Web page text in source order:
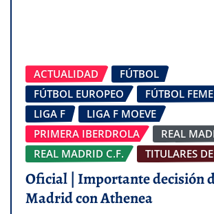
ACTUALIDAD
FÚTBOL
FÚTBOL EUROPEO
FÚTBOL
LIGA F
LIGA F MOEVE
PRIMERA IBERDROLA
REAL
REAL MADRID C.F.
TITULARES
Oficial | Importante decisión
Madrid con Athenea